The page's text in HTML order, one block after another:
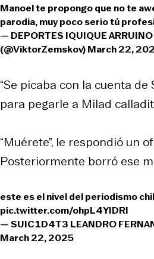
Manoel te propongo que no te
parodia, muy poco serio tú
— DEPORTES IQUIQUE
(@ViktorZemskov)March 22,
“Se picaba con la cuenta de
para pegarle a Milad
“Muérete”, le respondió un
Posteriormente borró ese
este es el nivel del periodismo
pic.twitter.com/ohpL4YIDRI
— SUIC1D4T3 LEANDRO
March 22, 2025